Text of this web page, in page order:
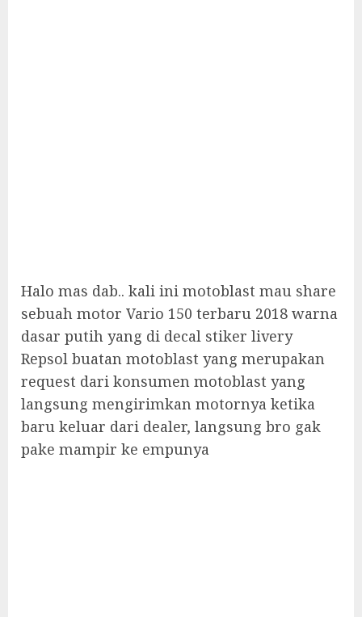
Halo mas dab.. kali ini motoblast mau share
sebuah motor Vario 150 terbaru 2018 warna
dasar putih yang di decal stiker livery
Repsol buatan motoblast yang merupakan
request dari konsumen motoblast yang
langsung mengirimkan motornya ketika
baru keluar dari dealer, langsung bro gak
pake mampir ke empunya